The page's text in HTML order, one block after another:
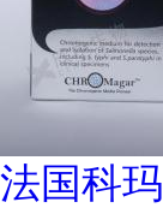
法国科